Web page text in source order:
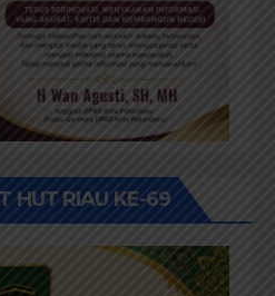
HUT RIAU KE-69